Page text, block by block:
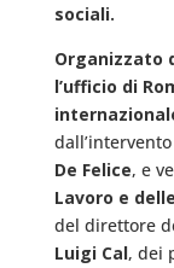
sociali.
Organizzato
l’ufficio di
De Felice, e
Lavoro e
del direttore
Luigi Cal, dei